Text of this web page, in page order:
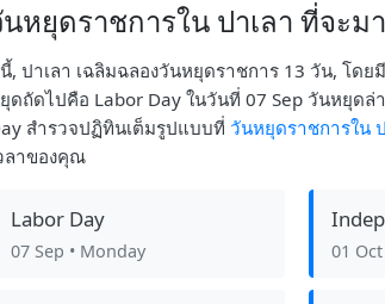
หยุดราชการใน ปาเลา ที่จะม
, ปาเลา เฉลิมฉลองวันหยุดราชการ 13 วัน, โด
ดถัดไปคือ Labor Day ในวันที่ 07 Sep วันหยุด
สำรวจปฏิทินเต็มรูปแบบที่ วันหยุดราชการใน
ลาของคุณ
Labor Day
07 Sep • Monday 01 Oct